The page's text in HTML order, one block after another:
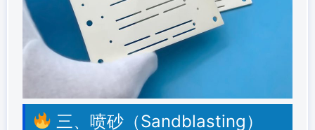
三、喷砂（Sandblasting）